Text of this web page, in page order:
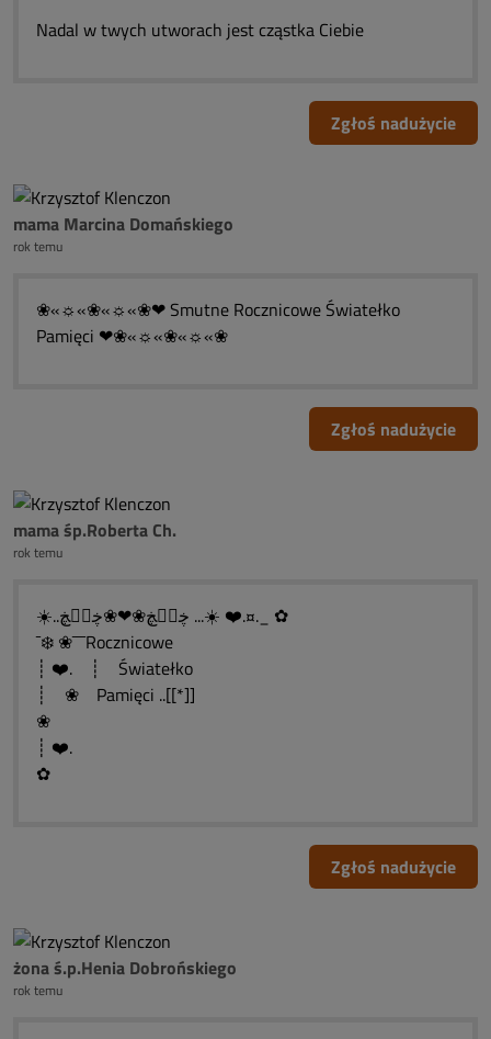
Nadal w twych utworach jest cząstka Ciebie
Zgłoś nadużycie
mama Marcina Domańskiego
rok temu
❀«☼«❀«☼«❀❤ Smutne Rocznicowe Światełko
Pamięci ❤❀«☼«❀«☼«❀
Zgłoś nadużycie
mama śp.Roberta Ch.
rok temu
☀️..ڿڰۣڿ❀❤❀ڿڰۣڿ ...☀️ ❤️.¤._ ✿
¯❄️ ❀¯¯¯Rocznicowe
┊ ❤️. ┊ Światełko
┊ ❀ Pamięci ..[[*]]
❀
┊ ❤️.
✿
Zgłoś nadużycie
żona ś.p.Henia Dobrońskiego
rok temu